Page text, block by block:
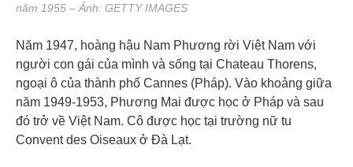
năm 1955 – Ảnh: GETTY IMAGES
Năm 1947, hoàng hậu Nam Phương rời Việt Nam với
người con gái của mình và sống tại Chateau Thorens,
ngoại ô của thành phố Cannes (Pháp). Vào khoảng giữa
năm 1949-1953, Phương Mai được học ở Pháp và sau
đó trở về Việt Nam. Cô được học tại trường nữ tu
Convent des Oiseaux ở Đà Lạt.